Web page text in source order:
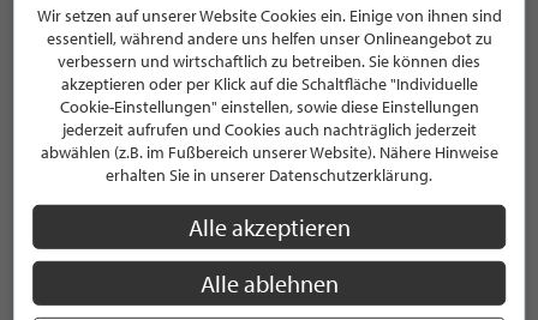
von exklusivenNeuigkeiten, TrendsundAngeboten
Mit der Anmeldung für unseren Newsletter stimmen Sie
unserenDatenschutzbestimmungenzu. Eine Abmeldung
ist jederzeit möglich.
ANMELDEN
Mit der Anmeldung an unserem Newsletter stimmen Sie unseren
Datenschutzbestimmungenzu. EineAbmeldungist jederzeit möglich.
Wir setzen auf unserer Website Cookies ein. Einige von ihnen sind
essentiell, während andere uns helfen unser Onlineangebot zu
verbessern und wirtschaftlich zu betreiben. Sie können dies
akzeptieren oder per Klick auf die Schaltfläche "Individuelle
Cookie-Einstellungen" einstellen, sowie diese Einstellungen
jederzeit aufrufen und Cookies auch nachträglich jederzeit
abwählen (z.B. im Fußbereich unserer Website). Nähere Hinweise
erhalten Sie in unserer Datenschutzerklärung.
Alle akzeptieren
Alle ablehnen